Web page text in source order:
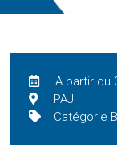
A partir du
PAJ
Catégorie